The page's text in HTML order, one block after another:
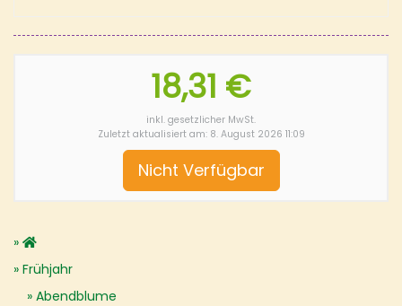
18,31 €
inkl. gesetzlicher MwSt.
Zuletzt aktualisiert am: 8. August 2026 11:09
Nicht Verfügbar
Frühjahr
Abendblume